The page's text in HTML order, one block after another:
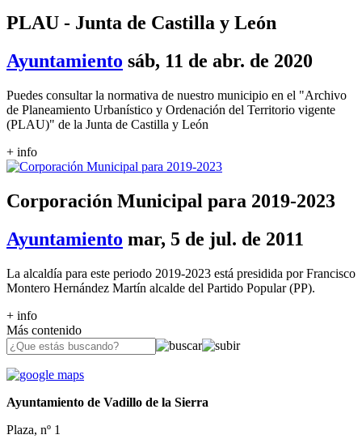
PLAU - Junta de Castilla y León
Ayuntamiento sáb, 11 de abr. de 2020
Puedes consultar la normativa de nuestro municipio en el "Archivo
de Planeamiento Urbanístico y Ordenación del Territorio vigente
(PLAU)" de la Junta de Castilla y León
+ info
Corporación Municipal para 2019-2023
Ayuntamiento mar, 5 de jul. de 2011
La alcaldía para este periodo 2019-2023 está presidida por Francisco
Montero Hernández Martín alcalde del Partido Popular (PP).
+ info
Más contenido
Ayuntamiento de Vadillo de la Sierra
Plaza, nº 1